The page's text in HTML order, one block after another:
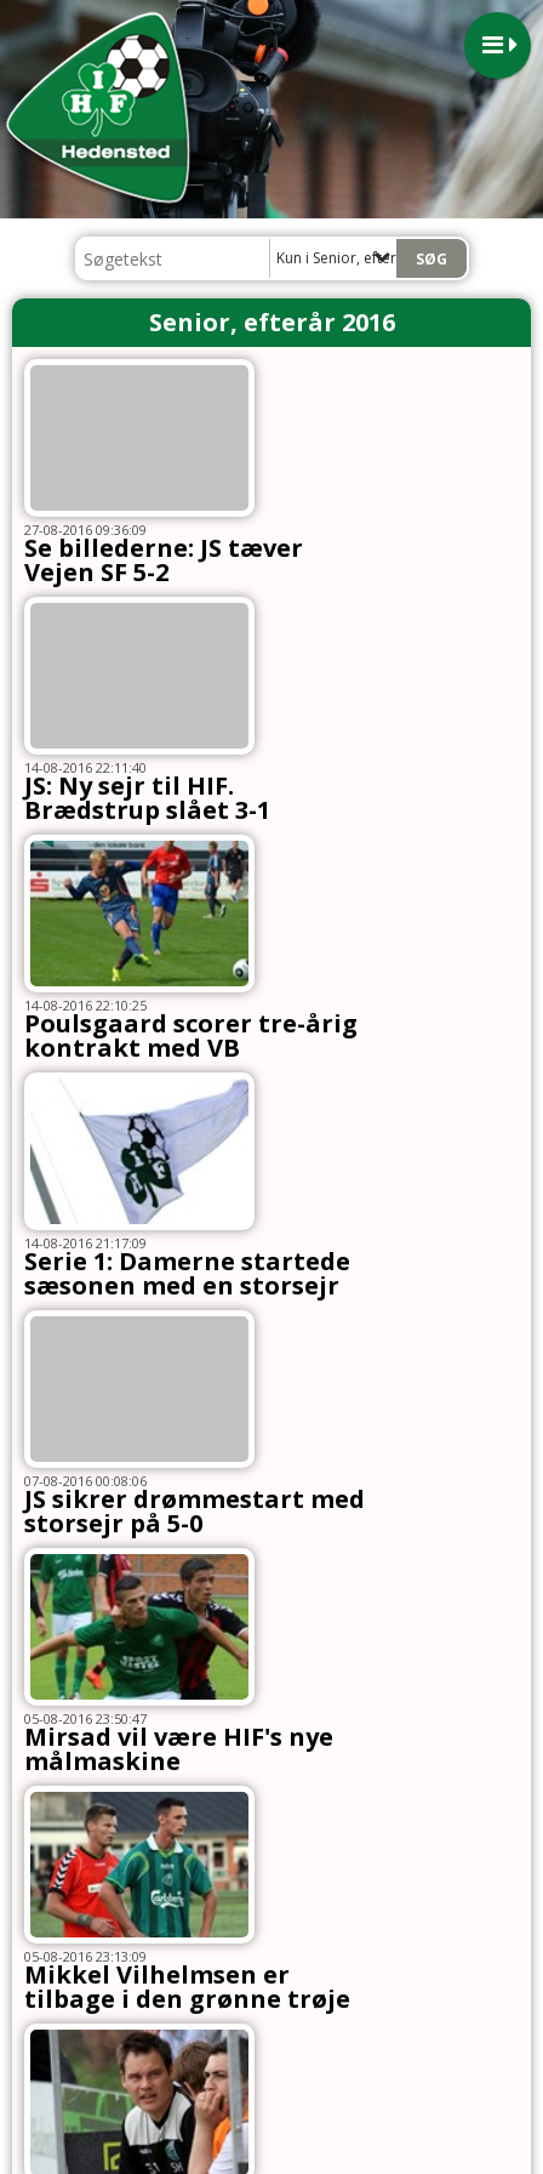
Kun i Senior, efterår 2016
Senior, efterår 2016
27-08-2016 09:36:09
Se billederne: JS tæver
Vejen SF 5-2
14-08-2016 22:11:40
JS: Ny sejr til HIF.
Brædstrup slået 3-1
14-08-2016 22:10:25
Poulsgaard scorer tre-årig
kontrakt med VB
14-08-2016 21:17:09
Serie 1: Damerne startede
sæsonen med en storsejr
07-08-2016 00:08:06
JS sikrer drømmestart med
storsejr på 5-0
05-08-2016 23:50:47
Mirsad vil være HIF's nye
målmaskine
05-08-2016 23:13:09
Mikkel Vilhelmsen er
tilbage i den grønne trøje